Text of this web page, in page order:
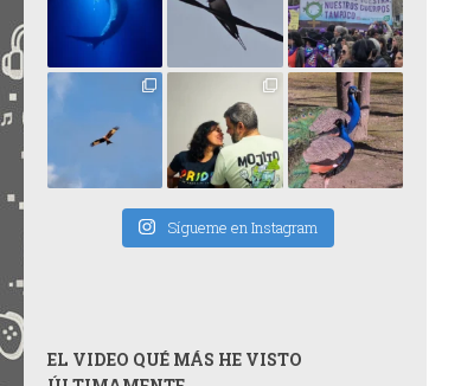
Sígueme en Instagram
EL VIDEO QUÉ MÁS HE VISTO